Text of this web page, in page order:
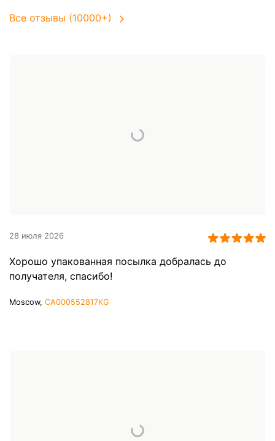
Все отзывы (10000+)
28 июля 2026
Хорошо упакованная посылка добралась до
получателя, спасибо!
Moscow, CA000552817KG